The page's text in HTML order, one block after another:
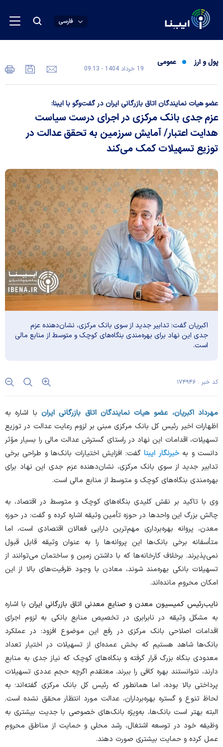
فارسی
پول و ارز عمومی
19 خرداد 1404 - 09:13
عضو هیات نمایندگان اتاق بازرگانی ایران در گفت‌و‌گو با ایبنا:
عزم جدی بانک مرکزی در اجرای درست سیاست
هدایت اعتبار/ آمایش سرزمین به تحقق عدالت در
توزیع تسهیلات کمک می‌کند
اکبریان گفت: تدابیر جدید از سوی بانک مرکزی، نشان‌دهنده عزم
جدی این نهاد برای بهره‌مندی بنگاه‌های کوچک و متوسط از منابع مالی
است.
کد خبر : ۱۷۴۹۴۶
مهرداد اکبریان، عضو هیات نمایندگان اتاق بازرگانی ایران با اشاره به
اظهارات اخیر رئیس کل بانک مرکزی مبنی بر لزوم رعایت عدالت در توزیع
تسهیلات، اقدامات این نهاد در راستای گسترش عدالت مالی را بسیار مؤثر
دانست و بهخبرنگار ایبناگفت: افزایش اختیارات بانک‌ها و طراحی برخی
تدابیر جدید از سوی بانک مرکزی، نشان‌دهنده عزم جدی این نهاد برای
بهره‌مندی بنگاه‌های کوچک و متوسط از منابع مالی است.
وی با تاکید بر نقش کلیدی بنگاه‌های کوچک و متوسط در اقتصاد، به
چالش بزرگ این واحد‌ها در حوزه تأمین وثیقه اشاره کرده و گفت: در حوزه
معدن، پروانه بهره‌برداری مهم‌ترین دارایی فعالان اقتصادی است، اما
متأسفانه برخی بانک‌ها این پروانه‌ها را به عنوان وثیقه قابل قبول
نمی‌پذیرند. برخلاف کارخانه‌ها که با داشتن زمین و ساختمان می‌توانند از
تسهیلات بانکی بهره‌مند شوند، معادن با وجود ظرفیت‌های بالا از این
امکان محروم مانده‌اند.
نایب‌رئیس کمیسیون معدن و صنایع معدنی اتاق بازرگانی ایران با اشاره
به مشکل وثیقه در نابرابری در تخصیص منابع بانکی به لزوم اجرای
اقدامات اصلاحی بانک مرکزی در رفع این موضوع افزود: در عملکرد
بانک‌ها شاهد هستیم که بخش عمده‌ای از تسهیلات در اختیار تعداد
معدودی بنگاه بزرگ قرار گرفته و بنگاه‌های کوچک که نیاز جدی به منابع
دارند، نتوانستند بهره کافی را ببرند. معتقدم اگرچه حجم عددی تسهیلات
پرداختی بالا بوده، اما همانطور که رئیس کل بانک مرکزی گفته‌اند؛ به
لحاظ تنوع و گستره بهره‌برداران، عدالت مورد انتظار محقق نشده است.
البته بهتر است بانک‌ها، به‌ویژه بانک‌های خصوصی با جدیت بیشتری به
وظیفه خود در توسعه اشتغال، رشد محلی و حمایت از مناطق محروم
عمل کرده و حمایت بیشتری صورت دهند.